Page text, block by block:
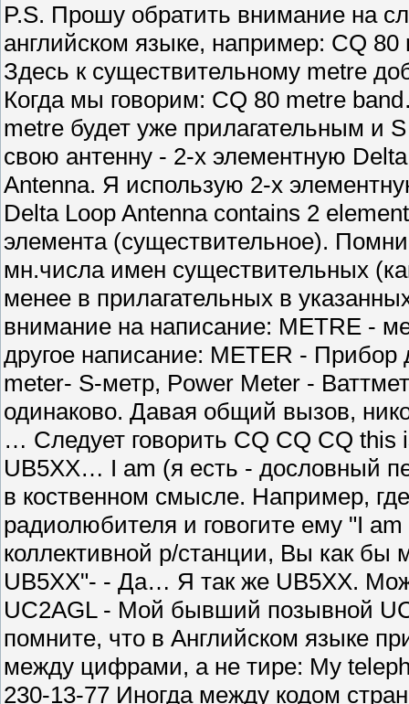
P.S. Прошу обратить внимание на
английском языке, например: CQ
Здесь к существительному metre
Когда мы говорим: CQ 80 metre
metre будет уже прилагательным и
свою антенну - 2-х элементную
Antenna. Я использую 2-х
Delta Loop Antenna contains 2
элемента (существительное).
мн.числа имен существительных
менее в прилагательных в
внимание на написание: METRE -
другое написание: METER -
meter- S-метр, Power Meter -
одинаково. Давая общий вызов,
… Следует говорить CQ CQ CQ
UB5XX… I am (я есть - дословный
в коственном смысле. Например,
радиолюбителя и говогите ему "I
коллективной р/станции, Вы как бы
UB5XX"- - Да… Я так же UB5XX.
UC2AGL - Мой бывший позывной
помните, что в Английском языке
между цифрами, а не тире: My
230-13-77 Иногда между кодом